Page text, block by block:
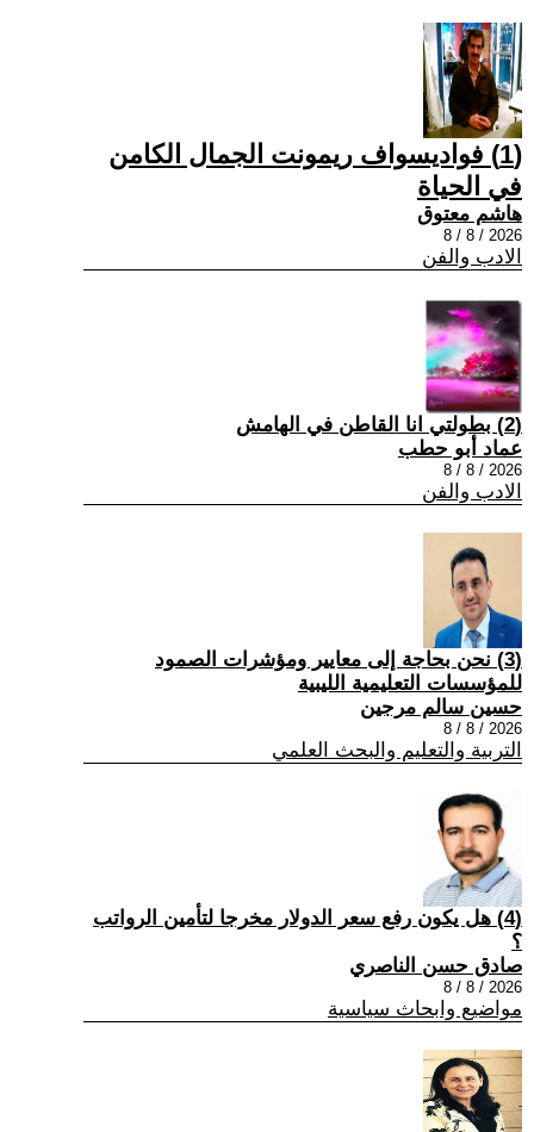
(1) فواديسواف ريمونت الجمال الكامن
في الحياة
هاشم معتوق
2026 / 8 / 8
الادب والفن
(2) بطولتي انا القاطن في الهامش
عماد أبو حطب
2026 / 8 / 8
الادب والفن
(3) نحن بحاجة إلى معايير ومؤشرات الصمود
للمؤسسات التعليمية الليبية
حسين سالم مرجين
2026 / 8 / 8
التربية والتعليم والبحث العلمي
(4) هل يكون رفع سعر الدولار مخرجا لتأمين الرواتب
؟
صادق حسن الناصري
2026 / 8 / 8
مواضيع وابحاث سياسية